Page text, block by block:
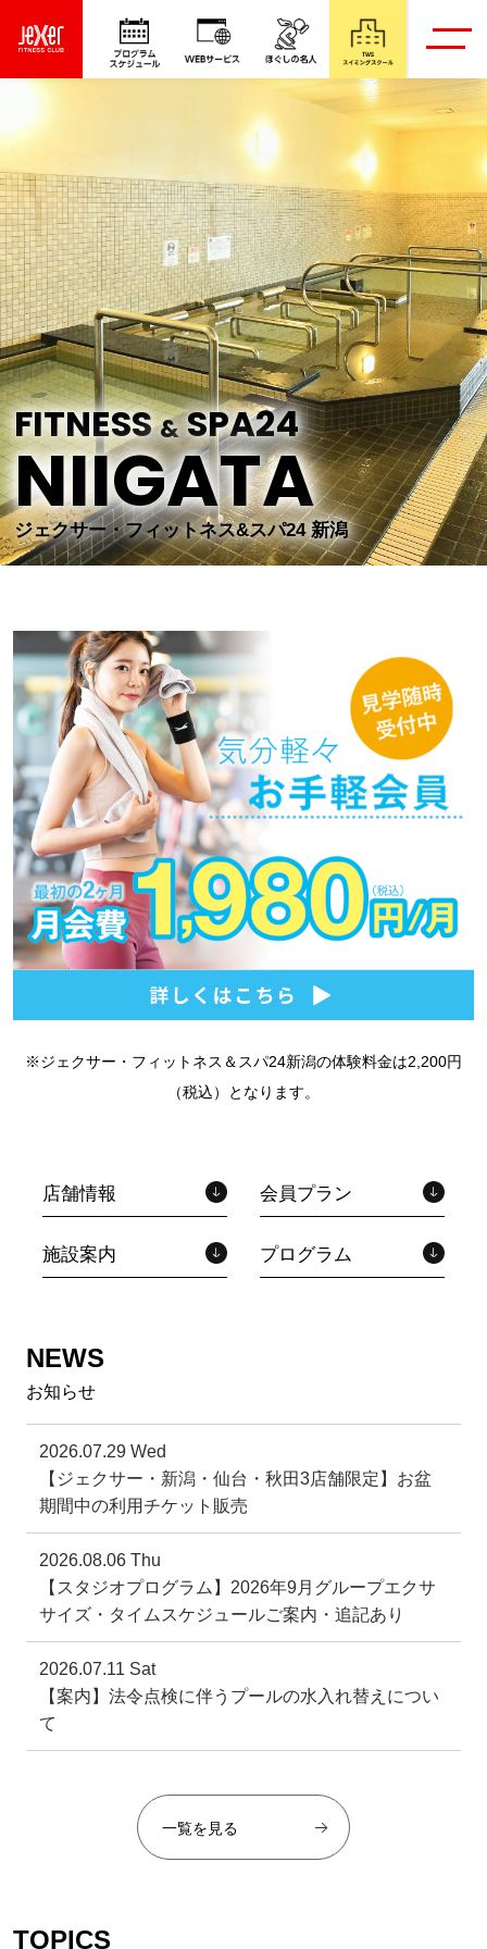
FITNESS & SPA24
NIIGATA
ジェクサー・フィットネス&スパ24 新潟
※ジェクサー・フィットネス＆スパ24新潟の体験料金は2,200円
（税込）となります。
店舗情報 会員プラン
施設案内 プログラム
NEWS
お知らせ
2026.07.29 Wed
【ジェクサー・新潟・仙台・秋田3店舗限定】お盆
期間中の利用チケット販売
2026.08.06 Thu
【スタジオプログラム】2026年9月グループエクサ
サイズ・タイムスケジュールご案内・追記あり
2026.07.11 Sat
【案内】法令点検に伴うプールの水入れ替えについ
て
一覧を見る
TOPICS